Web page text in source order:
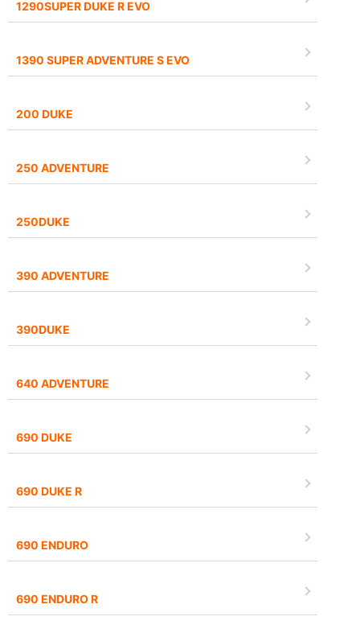
1290SUPER DUKE R EVO
1390 SUPER ADVENTURE S EVO
200 DUKE
250 ADVENTURE
250DUKE
390 ADVENTURE
390DUKE
640 ADVENTURE
690 DUKE
690 DUKE R
690 ENDURO
690 ENDURO R